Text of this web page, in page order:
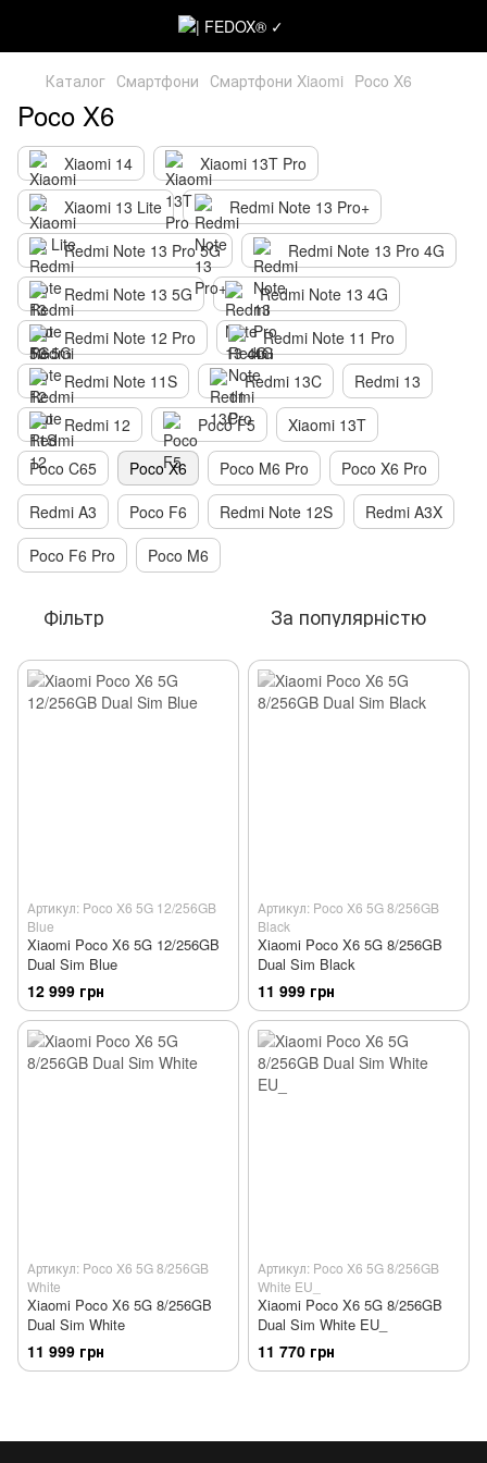
Каталог Смартфони Смартфони Xiaomi Poco X6
Poco X6
Xiaomi 14
Xiaomi 13T Pro
Xiaomi 13 Lite
Redmi Note 13 Pro+
Redmi Note 13 Pro 5G
Redmi Note 13 Pro 4G
Redmi Note 13 5G
Redmi Note 13 4G
Redmi Note 12 Pro
Redmi Note 11 Pro
Redmi Note 11S
Redmi 13C
Redmi 13
Redmi 12
Poco F5
Xiaomi 13T
Poco C65
Poco X6 Poco M6 Pro
Poco X6 Pro
Redmi A3
Poco F6 Redmi Note 12S
Redmi A3X
Poco F6 Pro
Poco M6
Фільтр За популярністю
Артикул: Poco X6 5G 12/256GB
Blue
Xiaomi Poco X6 5G 12/256GB
Dual Sim Blue
12 999 грн
Артикул: Poco X6 5G 8/256GB
Black
Xiaomi Poco X6 5G 8/256GB
Dual Sim Black
11 999 грн
Артикул: Poco X6 5G 8/256GB
White
Xiaomi Poco X6 5G 8/256GB
Dual Sim White
11 999 грн
Артикул: Poco X6 5G 8/256GB
White EU_
Xiaomi Poco X6 5G 8/256GB
Dual Sim White EU_
11 770 грн